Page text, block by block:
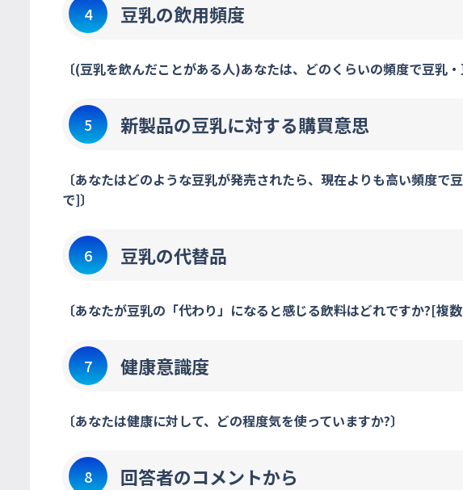
4 豆乳の飲用頻度
〔(豆乳を飲んだことがある人)あなたは、どのくらいの頻度で豆乳
5 新製品の豆乳に対する購買意思
〔あなたはどのような豆乳が発売されたら、現在よりも高い頻度
で]〕
6 豆乳の代替品
〔あなたが豆乳の「代わり」になると感じる飲料はどれですか?[複
7 健康意識度
〔あなたは健康に対して、どの程度気を使っていますか?〕
8 回答者のコメントから